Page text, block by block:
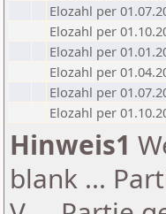
Elozahl per
Elozahl per
Elozahl per
Elozahl per
Elozahl per
Elozahl per
Hinweis1
blank ...